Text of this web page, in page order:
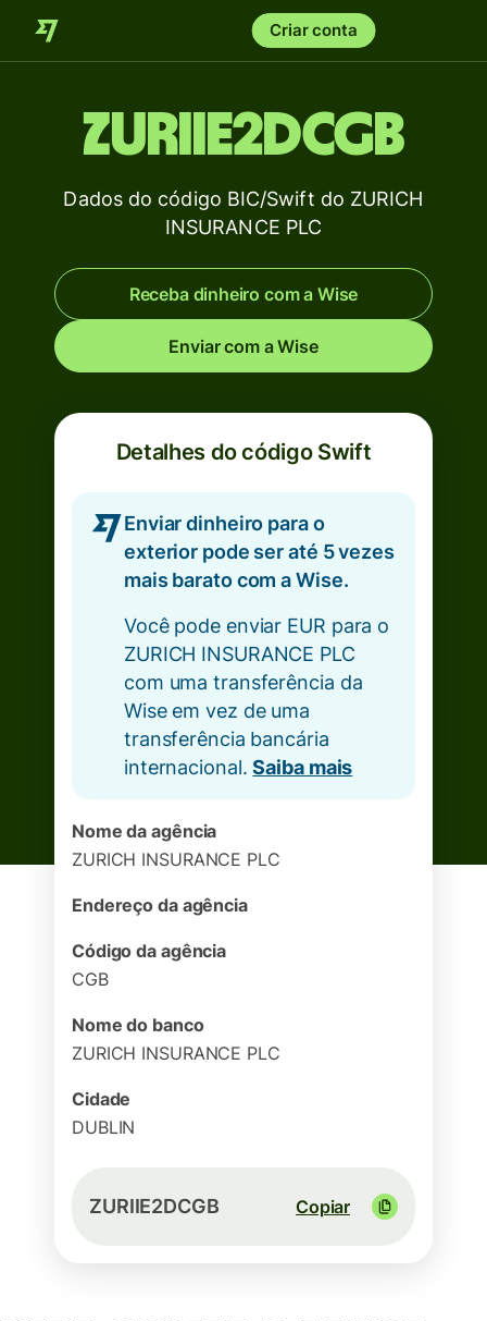
Criar conta
ZURIIE2DCGB
Dados do código BIC/Swift do ZURICH
INSURANCE PLC
Receba dinheiro com a Wise
Enviar com a Wise
Detalhes do código Swift
Enviar dinheiro para o
exterior pode ser até 5 vezes
mais barato com a Wise.
Você pode enviar EUR para o
ZURICH INSURANCE PLC
com uma transferência da
Wise em vez de uma
transferência bancária
internacional.Saiba mais
Nome da agência
ZURICH INSURANCE PLC
Endereço da agência
Código da agência
CGB
Nome do banco
ZURICH INSURANCE PLC
Cidade
DUBLIN
ZURIIE2DCGB Copiar